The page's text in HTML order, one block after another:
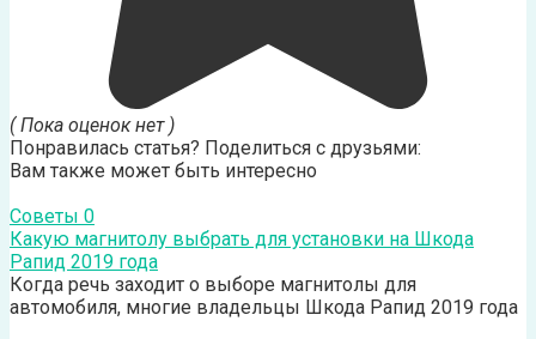
( Пока оценок нет )
Понравилась статья? Поделиться с друзьями:
Вам также может быть интересно
Советы 0
Какую магнитолу выбрать для установки на Шкода
Рапид 2019 года
Когда речь заходит о выборе магнитолы для
автомобиля, многие владельцы Шкода Рапид 2019 года